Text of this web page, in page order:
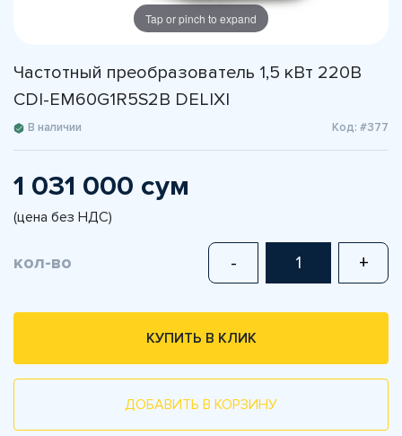
Tap or pinch to expand
Частотный преобразователь 1,5 кВт 220В
CDI-EM60G1R5S2B DELIXI
В наличии Код: #377
1 031 000 сум
(цена без НДС)
кол-во - +
КУПИТЬ В КЛИК
ДОБАВИТЬ В КОРЗИНУ